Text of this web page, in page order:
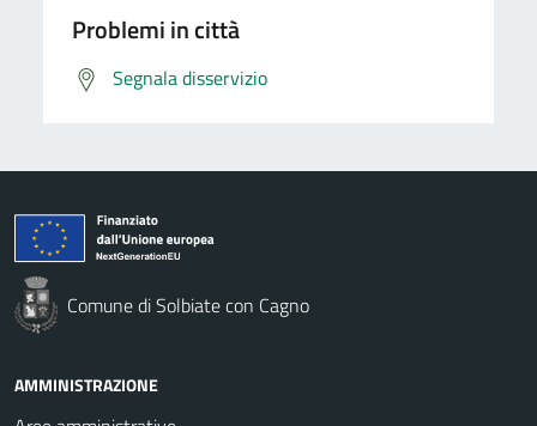
Problemi in città
Segnala disservizio
Comune di Solbiate con Cagno
AMMINISTRAZIONE